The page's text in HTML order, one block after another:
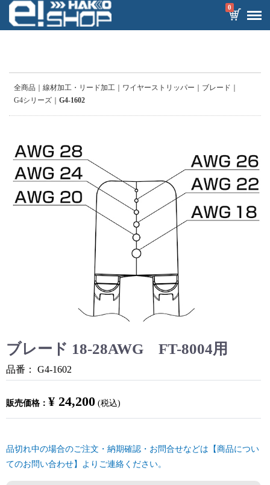
0
全商品 線材加工・リード加工 ワイヤーストリッパー
ブレード
G4シリーズ
G4-1602
ブレード 18-28AWG FT-8004用
品番： G4-1602
販売価格： ¥ 24,200 (税込)
品切れ中の場合のご注文・納期確認・お問合せなどは【商品につい
てのお問い合わせ】よりご連絡ください。